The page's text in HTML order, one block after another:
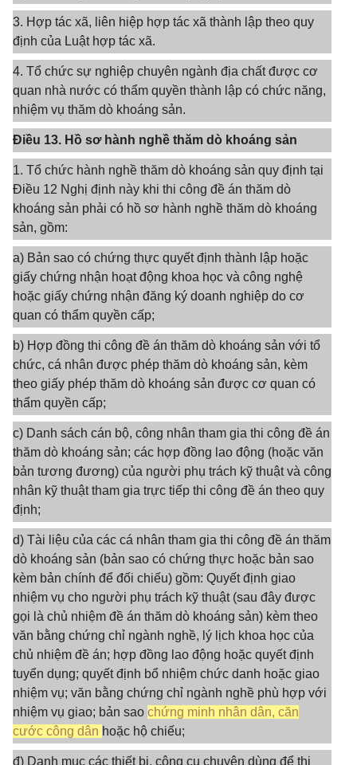
3. Hợp tác xã, liên hiệp hợp tác xã thành lập theo quy
định của Luật hợp tác xã.
4. Tổ chức sự nghiệp chuyên ngành địa chất được cơ
quan nhà nước có thẩm quyền thành lập có chức năng,
nhiệm vụ thăm dò khoáng sản.
Điều 13. Hồ sơ hành nghề thăm dò khoáng sản
1. Tổ chức hành nghề thăm dò khoáng sản quy định tại
Điều 12 Nghị định này khi thi công đề án thăm dò
khoáng sản phải có hồ sơ hành nghề thăm dò khoáng
sản, gồm:
a) Bản sao có chứng thực quyết định thành lập hoặc
giấy chứng nhận hoạt động khoa học và công nghệ
hoặc giấy chứng nhận đăng ký doanh nghiệp do cơ
quan có thẩm quyền cấp;
b) Hợp đồng thi công đề án thăm dò khoáng sản với tổ
chức, cá nhân được phép thăm dò khoáng sản, kèm
theo giấy phép thăm dò khoáng sản được cơ quan có
thẩm quyền cấp;
c) Danh sách cán bộ, công nhân tham gia thi công đề án
thăm dò khoáng sản; các hợp đồng lao động (hoặc văn
bản tương đương) của người phụ trách kỹ thuật và công
nhân kỹ thuật tham gia trực tiếp thi công đề án theo quy
định;
d) Tài liệu của các cá nhân tham gia thi công đề án thăm
dò khoáng sản (bản sao có chứng thực hoặc bản sao
kèm bản chính để đối chiếu) gồm: Quyết định giao
nhiệm vụ cho người phụ trách kỹ thuật (sau đây được
gọi là chủ nhiệm đề án thăm dò khoáng sản) kèm theo
văn bằng chứng chỉ ngành nghề, lý lịch khoa học của
chủ nhiệm đề án; hợp đồng lao động hoặc quyết định
tuyển dụng; quyết định bổ nhiệm chức danh hoặc giao
nhiệm vụ; văn bằng chứng chỉ ngành nghề phù hợp với
nhiệm vụ giao; bản sao chứng minh nhân dân, căn
cước công dân hoặc hộ chiếu;
đ) Danh mục các thiết bị, công cụ chuyên dùng để thi